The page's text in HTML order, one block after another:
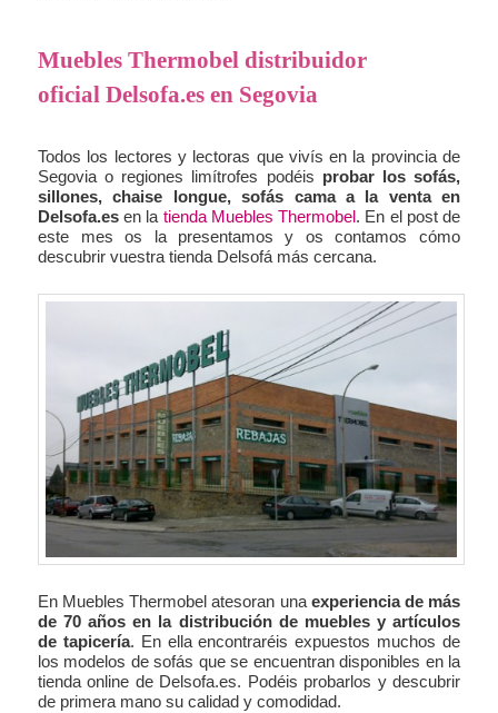
Muebles Thermobel distribuidor
oficial Delsofa.es en Segovia
Todos los lectores y lectoras que vivís en la provincia de
Segovia o regiones limítrofes podéis probar los sofás,
sillones, chaise longue, sofás cama a la venta en
Delsofa.es en la tienda Muebles Thermobel. En el post de
este mes os la presentamos y os contamos cómo
descubrir vuestra tienda Delsofá más cercana.
En Muebles Thermobel atesoran una experiencia de más
de 70 años en la distribución de muebles y artículos
de tapicería. En ella encontraréis expuestos muchos de
los modelos de sofás que se encuentran disponibles en la
tienda online de Delsofa.es. Podéis probarlos y descubrir
de primera mano su calidad y comodidad.